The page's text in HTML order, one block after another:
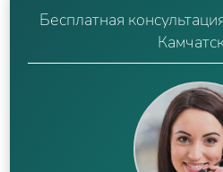
Бесплатная